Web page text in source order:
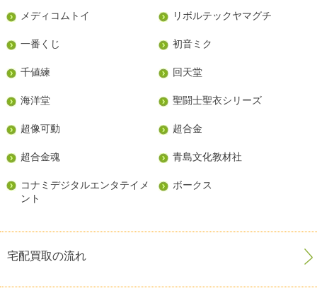
メディコムトイ リボルテックヤマグチ
一番くじ 初音ミク
千値練 回天堂
海洋堂 聖闘士聖衣シリーズ
超像可動 超合金
超合金魂 青島文化教材社
コナミデジタルエンタテイメ
ント
ボークス
宅配買取の流れ